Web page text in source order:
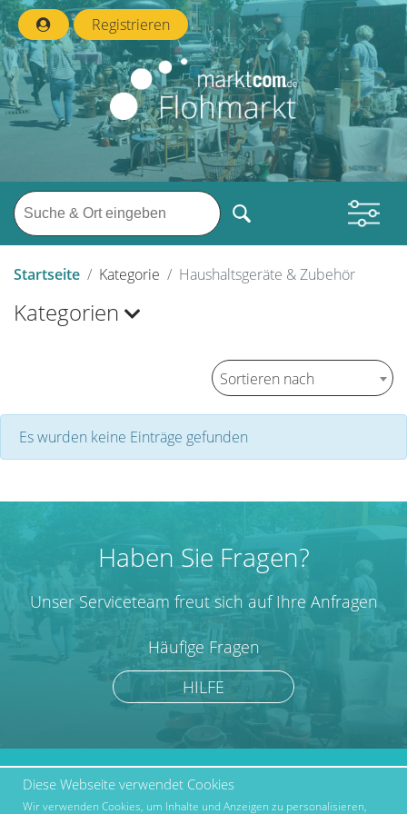
Registrieren
Startseite Kategorie Haushaltsgeräte & Zubehör
Kategorien
Sortieren nach
Es wurden keine Einträge gefunden
Haben Sie Fragen?
Unser Serviceteam freut sich auf Ihre Anfragen
Häufige Fragen
HILFE
marktcom.de Deutschland
GmbH © 2019
Werben bei Marktcom
Diese Webseite verwendet Cookies
Wir verwenden Cookies, um Inhalte und Anzeigen zu personalisieren,